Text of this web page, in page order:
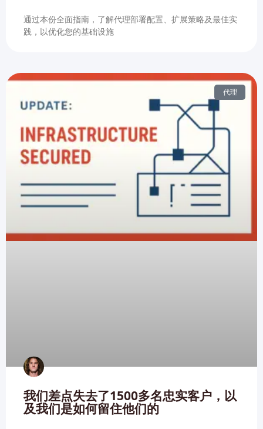
通过本份全面指南，了解代理部署配置、扩展策略及最佳实
践，以优化您的基础设施
代理
我们差点失去了1500多名忠实客户，以
及我们是如何留住他们的